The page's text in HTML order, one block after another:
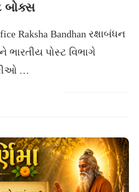
બોક્સ
Raksha Bandhan રક્ષાબંધન
ભારતીય પોસ્ટ વિભાગે
…